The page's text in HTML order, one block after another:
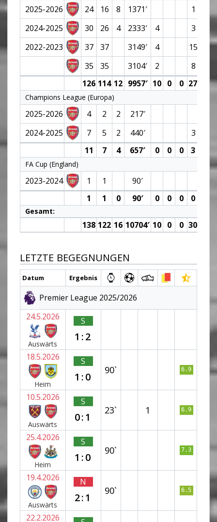
2025-2026 24 16 8 1371′ 1 (0)
2024-2025
30 26 4 2333′ 4 3 (1)
2022-2023
37 37 3149′ 4 15 (0)
35
35 3104′ 2 8 (2)
126 114 12 9957′ 10 0 0 27 (3)
Champions League (Europa)
2025-2026 4 2 2 217′
2024-2025
7 5 2 440′ 3 (0)
11
7 4 657′ 0 0 0 3 (0)
FA Cup (England)
2023-2024 1 1
90′
1
1 0 90′ 0 0 0 0 (0)
Gesamt:
138 122 16 10704′ 10 0 0 30 (3)
LETZTE BEGEGNUNGEN
Datum Ergebnis
Premier League 2025/2026
24.5.2026
Auswärts
S
1:2
18.5.2026
Heim
S
1:0
90` 6.9
10.5.2026
Auswärts
S
0:1
23` 1 6.9
25.4.2026
Heim
S
1:0
90` 7.3
19.4.2026
Auswärts
N
2:1
90` 6.5
22.2.2026